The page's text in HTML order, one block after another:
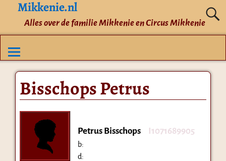
Mikkenie.nl
Alles over de familie Mikkenie en Circus Mikkenie
Bisschops Petrus
Petrus Bisschops I1071689905
b:
d: